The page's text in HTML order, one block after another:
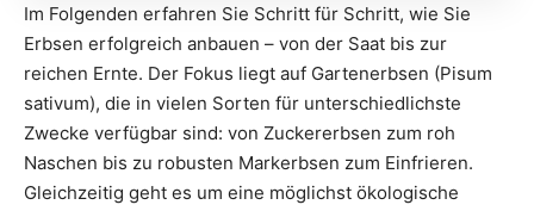
Im Folgenden erfahren Sie Schritt für Schritt, wie Sie
Erbsen erfolgreich anbauen – von der Saat bis zur
reichen Ernte. Der Fokus liegt auf Gartenerbsen (Pisum
sativum), die in vielen Sorten für unterschiedlichste
Zwecke verfügbar sind: von Zuckererbsen zum roh
Naschen bis zu robusten Markerbsen zum Einfrieren.
Gleichzeitig geht es um eine möglichst ökologische